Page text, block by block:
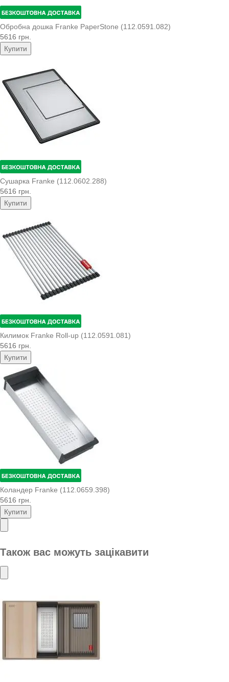
Обробна дошка Franke PaperStone (112.0591.082)
5616 грн.
Купити
Сушарка Franke (112.0602.288)
5616 грн.
Купити
Килимок Franke Roll-up (112.0591.081)
5616 грн.
Купити
Коландер Franke (112.0659.398)
5616 грн.
Купити
Також вас можуть зацікавити